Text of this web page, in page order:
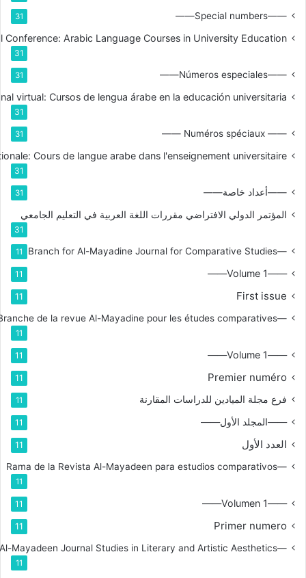
——Special numbers——
31
Conference: Arabic Language Courses in University Education
31
——Números especiales——
31
virtual: Cursos de lengua árabe en la educación universitaria
31
—— Numéros spéciaux ——
31
Cours de langue arabe dans l'enseignement universitaire
31
——أعداد خاصة—— 31
المؤتمر الدولي الافتراضي مقررات اللغة العربية في التعليم الجامعي
31
—Branch for Al-Mayadine Journal for Comparative Studies
11
——Volume 1——
11
First issue
11
—Branche de la revue Al-Mayadine pour les études comparatives
11
——Volume 1——
11
Premier numéro
11
فرع مجلة الميادين للدراسات المقارنة 11
——المجلد الأول—— 11
العدد الأول 11
—Rama de la Revista Al-Mayadeen para estudios comparativos
11
——Volumen 1——
11
Primer numero
11
—Branch for Al-Mayadeen Journal Studies in Literary and Artistic Aesthetics
11